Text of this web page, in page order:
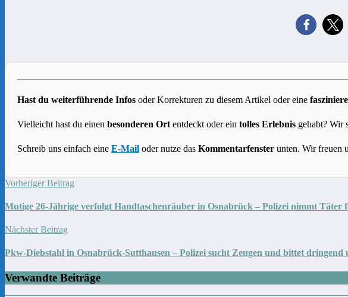
Hast du weiterführende Infos oder Korrekturen zu diesem Artikel oder eine
Vielleicht hast du einen besonderen Ort entdeckt oder ein tolles Erlebnis gehabt? Wir
Schreib uns einfach eine E-Mail oder nutze das Kommentarfenster unten. Wir freuen
Vorheriger Beitrag
Mutige 26-Jährige verfolgt Handtaschenräuber in Osnabrück – Polizei nimmt Täter
Nächster Beitrag
Pkw-Diebstahl in Osnabrück-Sutthausen – Polizei sucht Zeugen und bittet dringend
Verwandte Beiträge